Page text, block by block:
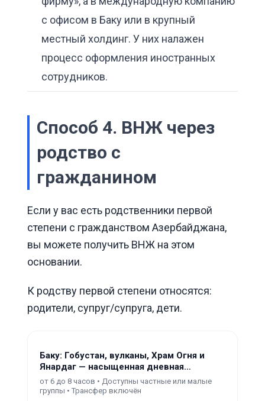
с офисом в Баку или в крупный
местный холдинг. У них налажен
процесс оформления иностранных
сотрудников.
Способ 4. ВНЖ через
родство с
гражданином
Если у вас есть родственники первой
степени с гражданством Азербайджана,
вы можете получить ВНЖ на этом
основании.
К родству первой степени относятся:
родители, супруг/супруга, дети.
Баку: Гобустан, вулканы, Храм Огня и
Янардаг — насыщенная дневная
экскурсия
от 6 до 8 часов • Доступны частные или малые
группы • Трансфер включён